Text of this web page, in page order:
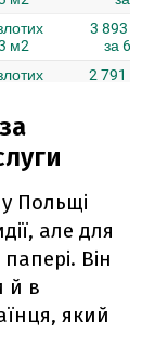
Польщі
але для
Він
й в
який